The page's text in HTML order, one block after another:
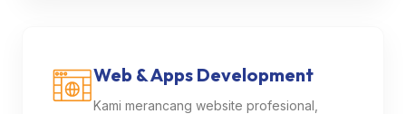
Web & Apps Development
Kami merancang website profesional,